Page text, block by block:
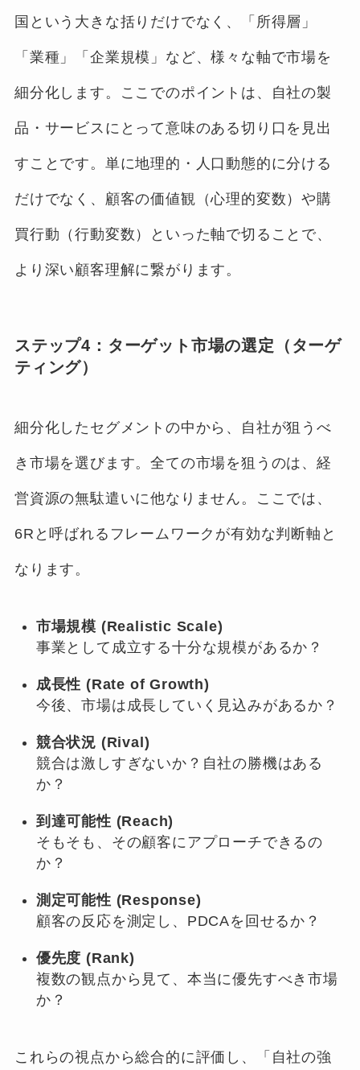
国という大きな括りだけでなく、「所得層」
「業種」「企業規模」など、様々な軸で市場を
細分化します。ここでのポイントは、自社の製
品・サービスにとって意味のある切り口を見出
すことです。単に地理的・人口動態的に分ける
だけでなく、顧客の価値観（心理的変数）や購
買行動（行動変数）といった軸で切ることで、
より深い顧客理解に繋がります。
ステップ4：ターゲット市場の選定（ターゲ
ティング）
細分化したセグメントの中から、自社が狙うべ
き市場を選びます。全ての市場を狙うのは、経
営資源の無駄遣いに他なりません。ここでは、
6Rと呼ばれるフレームワークが有効な判断軸と
なります。
市場規模 (Realistic Scale)
事業として成立する十分な規模があるか？
成長性 (Rate of Growth)
今後、市場は成長していく見込みがあるか？
競合状況 (Rival)
競合は激しすぎないか？自社の勝機はある
か？
到達可能性 (Reach)
そもそも、その顧客にアプローチできるの
か？
測定可能性 (Response)
顧客の反応を測定し、PDCAを回せるか？
優先度 (Rank)
複数の観点から見て、本当に優先すべき市場
か？
これらの視点から総合的に評価し、「自社の強